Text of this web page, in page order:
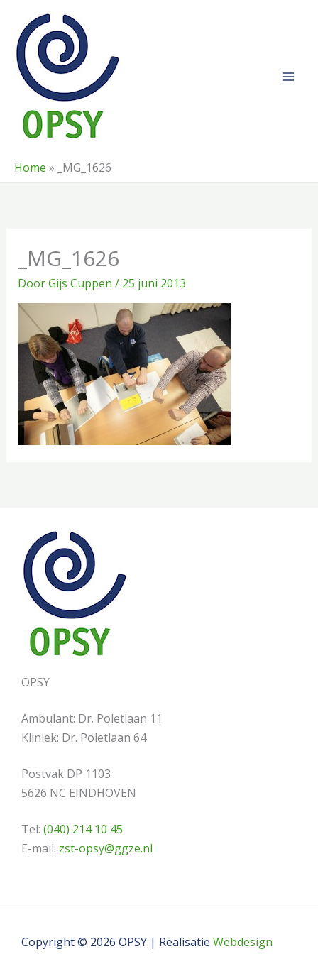
naar
inhoud
Home » _MG_1626
_MG_1626
DoorGijs Cuppen / 25 juni 2013
OPSY
Ambulant: Dr. Poletlaan 11
Kliniek: Dr. Poletlaan 64
Postvak DP 1103
5626 NC EINDHOVEN
Tel: (040) 214 10 45
E-mail: zst-opsy@ggze.nl
Copyright © 2026 OPSY | Realisatie Webdesign